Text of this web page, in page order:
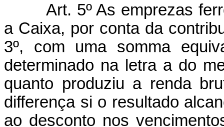
Art. 5º As emprezas
a Caixa, por conta da
3º, com uma somma
determinado na letra a do
quanto produziu a renda
differença si o resultado
ao desconto nos